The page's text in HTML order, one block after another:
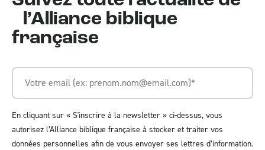
l’Alliance biblique
française
En cliquant sur « S'inscrire à la newsletter » ci-dessus, vous
autorisez l’Alliance biblique française à stocker et traiter vos
données personnelles afin de vous envoyer ses lettres d’information.